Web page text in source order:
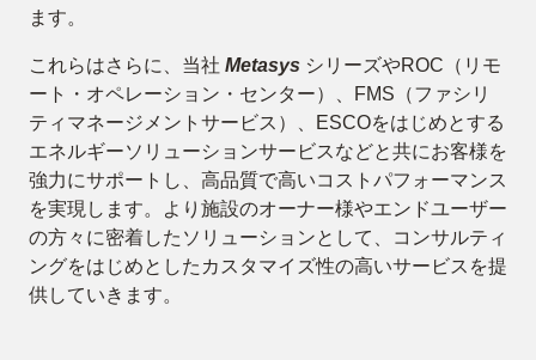
ます。
これらはさらに、当社 Metasys シリーズやROC（リモ
ート・オペレーション・センター）、FMS（ファシリ
ティマネージメントサービス）、ESCOをはじめとする
エネルギーソリューションサービスなどと共にお客様を
強力にサポートし、高品質で高いコストパフォーマンス
を実現します。より施設のオーナー様やエンドユーザー
の方々に密着したソリューションとして、コンサルティ
ングをはじめとしたカスタマイズ性の高いサービスを提
供していきます。